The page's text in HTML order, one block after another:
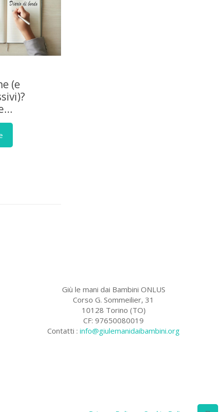
(e
Giù le mani dai Bambini ONLUS
Corso G. Sommeilier, 31
10128 Torino (TO)
CF: 97650080019
Contatti :info@giulemanidaibambini.org